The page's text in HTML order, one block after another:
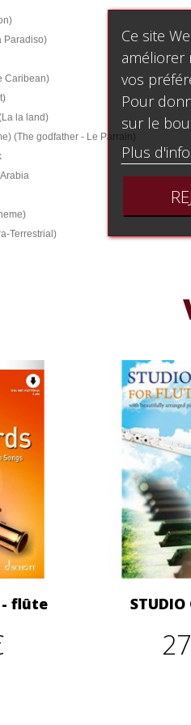
Paradiso)
Caribean)
la land)
(The godfather - Le Parrain)
Terrestrial)
flûte
Ce site
améliorer
vos
Pour
sur le
Plus